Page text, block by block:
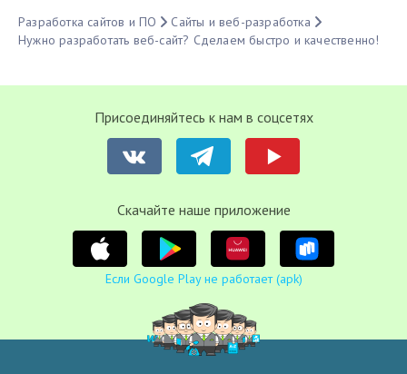
Разработка сайтов и ПО
Сайты и веб-разработка
Нужно разработать веб-сайт? Сделаем быстро и качественно!
Присоединяйтесь к нам в соцсетях
Cкачайте наше приложение
Если Google Play не работает (apk)